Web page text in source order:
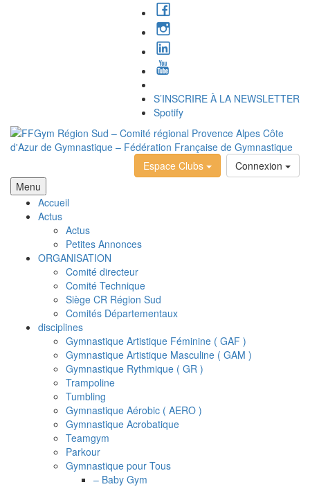
S’INSCRIRE À LA NEWSLETTER
Spotify
Connexion
Espace Clubs
Menu
Accueil
Actus
Actus
Petites Annonces
ORGANISATION
Comité directeur
Comité Technique
Siège CR Région Sud
Comités Départementaux
disciplines
Gymnastique Artistique Féminine ( GAF )
Gymnastique Artistique Masculine ( GAM )
Gymnastique Rythmique ( GR )
Trampoline
Tumbling
Gymnastique Aérobic ( AERO )
Gymnastique Acrobatique
Teamgym
Parkour
Gymnastique pour Tous
– Baby Gym